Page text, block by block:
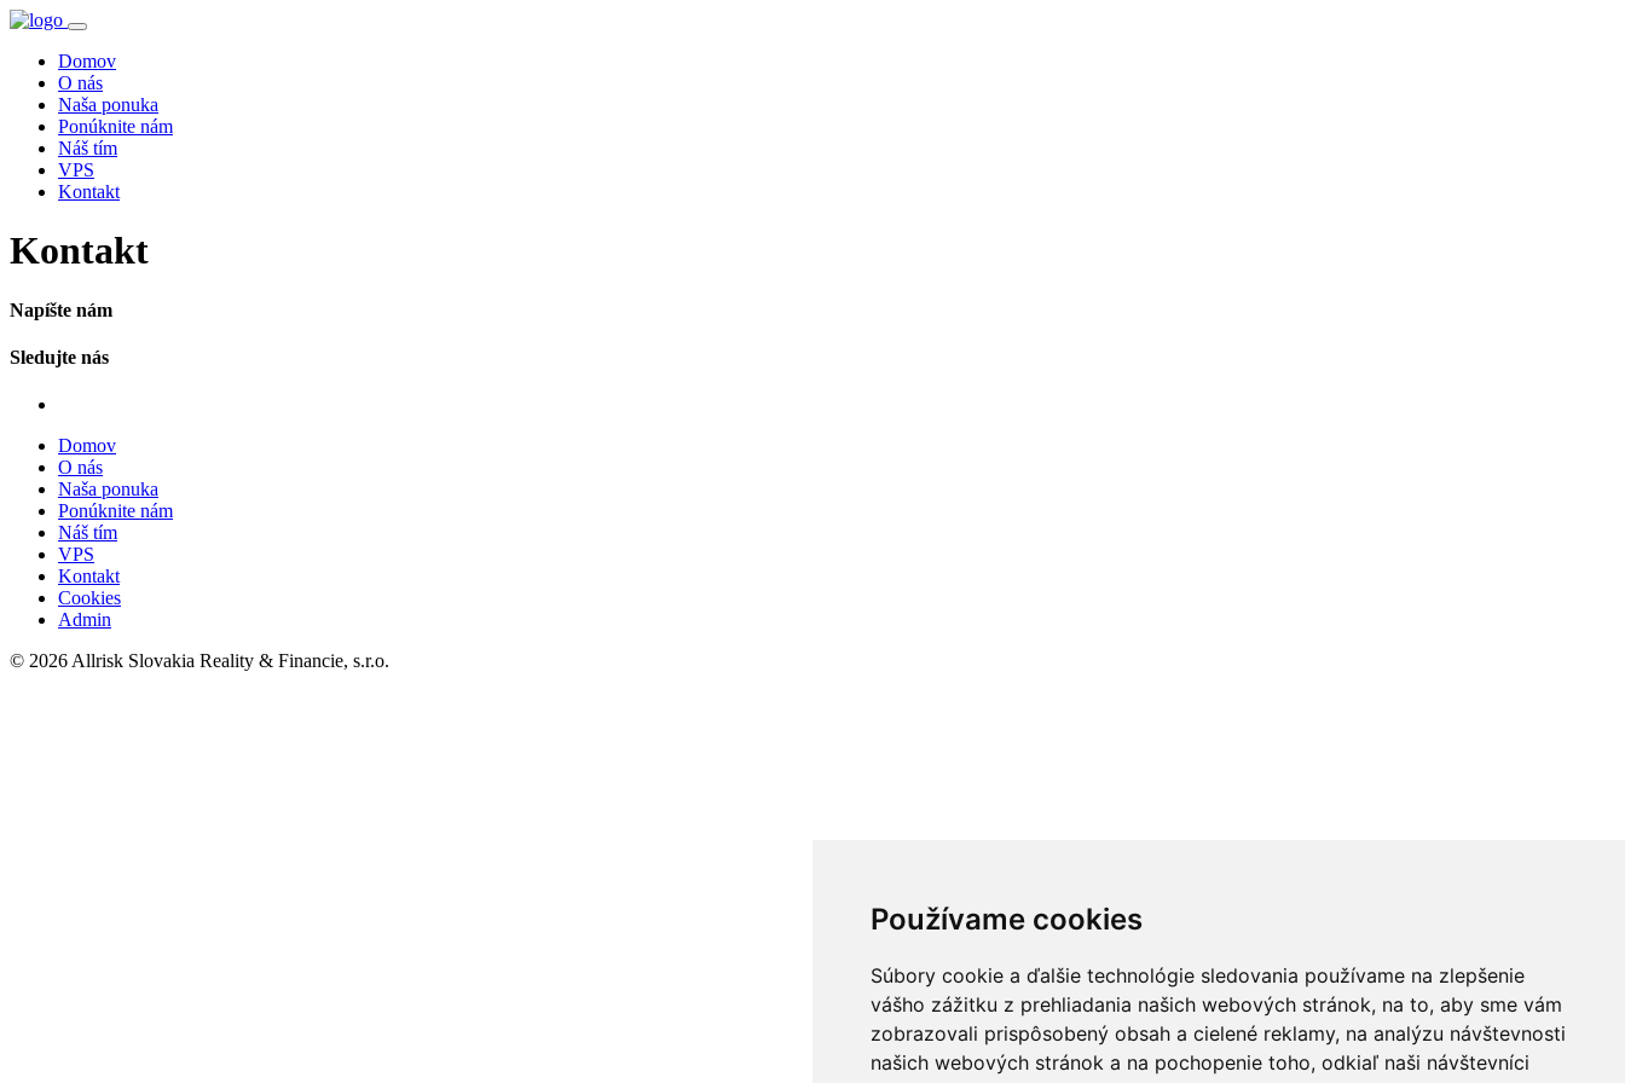
Používame cookies
Súbory cookie a ďalšie technológie sledovania používame na zlepšenie
vášho zážitku z prehliadania našich webových stránok, na to, aby sme vám
zobrazovali prispôsobený obsah a cielené reklamy, na analýzu návštevnosti
našich webových stránok a na pochopenie toho, odkiaľ naši návštevníci
Domov
O nás
Naša ponuka
Ponúknite nám
Náš tím
VPS
Kontakt
Kontakt
Napíšte nám
Sledujte nás
Domov
O nás
Naša ponuka
Ponúknite nám
Náš tím
VPS
Kontakt
Cookies
Admin
© 2026 Allrisk Slovakia Reality & Financie, s.r.o.